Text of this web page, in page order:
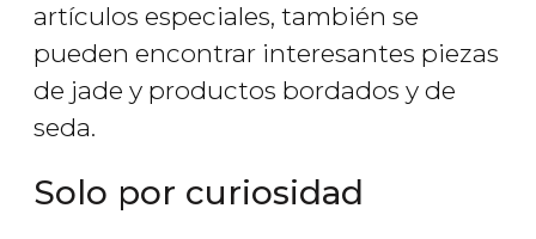
artículos especiales, también se
pueden encontrar interesantes piezas
de jade y productos bordados y de
seda.
Solo por curiosidad